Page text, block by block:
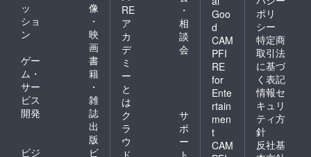
ッ
ショ
ン
像
・
映
画
ゲー
ム・
サー
ビス
開発
書
籍
・
雑
誌
出
版
ビジ
ビ
RE
ア
カ
デ
ミ
ー
と
は
・
相
談
会
ク
ラ
ウ
ド
サ
ポ
ー
ト
Goo
d
CAM
PFI
RE
for
Ente
rtain
men
t
CAM
ポリ
シー
特定商
取引法
に基づ
く表記
情報セ
キュリ
ティ方
針
反社基